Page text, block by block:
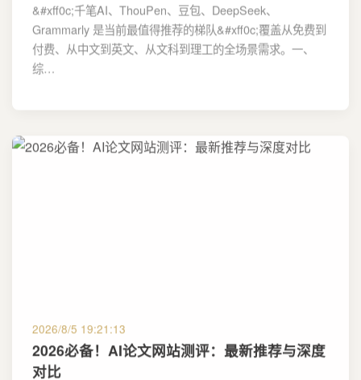
&#xff0c;千笔AI、ThouPen、豆包、DeepSeek、
Grammarly 是当前最值得推荐的梯队&#xff0c;覆盖从免费到
付费、从中文到英文、从文科到理工的全场景需求。一、
综…
2026/8/5 19:21:13
2026必备！AI论文网站测评：最新推荐与深度
对比